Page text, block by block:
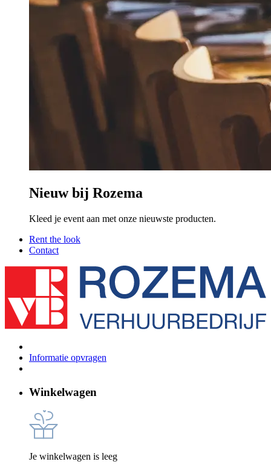
Nieuw bij Rozema
Kleed je event aan met onze nieuwste producten.
Rent the look
Contact
Informatie opvragen
Winkelwagen
Je winkelwagen is leeg